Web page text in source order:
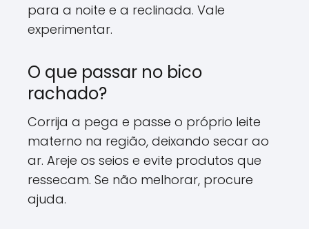
para a noite e a reclinada. Vale
experimentar.
O que passar no bico
rachado?
Corrija a pega e passe o próprio leite
materno na região, deixando secar ao
ar. Areje os seios e evite produtos que
ressecam. Se não melhorar, procure
ajuda.